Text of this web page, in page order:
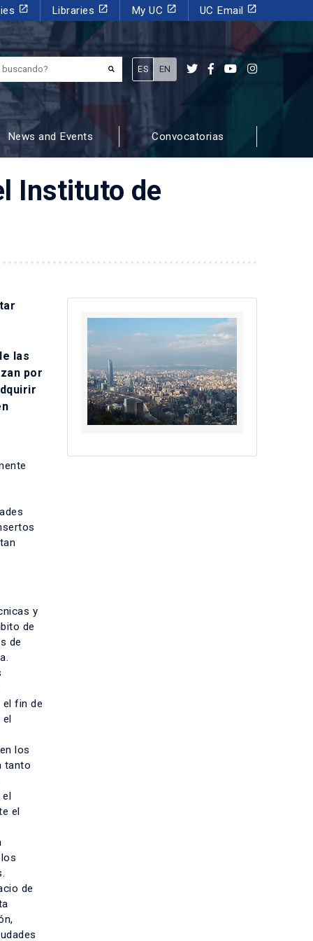
launch Libraries launch My UC launch UC Email launch
¿Qué estás buscando?
ES EN
News and Events Convocatorias
Instituto de
las
por
y
de
de
fin de
el
los
tanto
el
el
de